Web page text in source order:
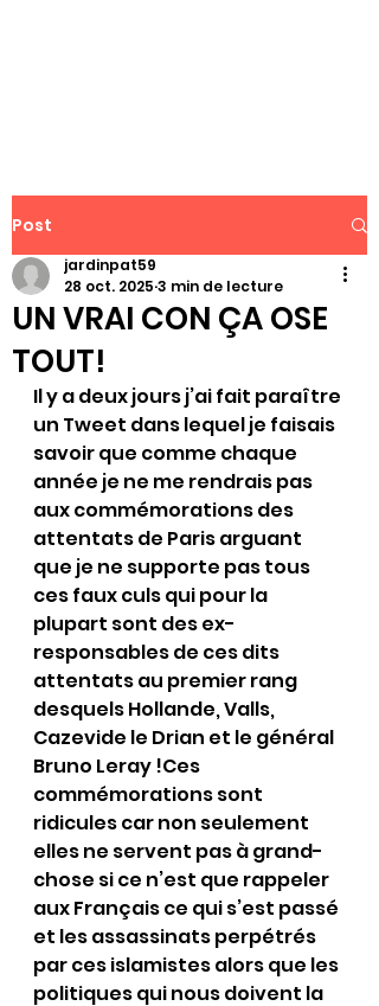
Post
UN VRAI CON ÇA OSE
TOUT!
jardinpat59
28 oct. 2025 3 min de lecture
Il y a deux jours j’ai fait paraître
un Tweet dans lequel je faisais
savoir que comme chaque
année je ne me rendrais pas
aux commémorations des
attentats de Paris arguant
que je ne supporte pas tous
ces faux culs qui pour la
plupart sont des ex-
responsables de ces dits
attentats au premier rang
desquels Hollande, Valls,
Cazevide le Drian et le général
Bruno Leray !Ces
commémorations sont
ridicules car non seulement
elles ne servent pas à grand-
chose si ce n’est que rappeler
aux Français ce qui s’est passé
et les assassinats perpétrés
par ces islamistes alors que les
politiques qui nous doivent la